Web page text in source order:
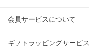
会員サービスについて
ギフトラッピングサービス